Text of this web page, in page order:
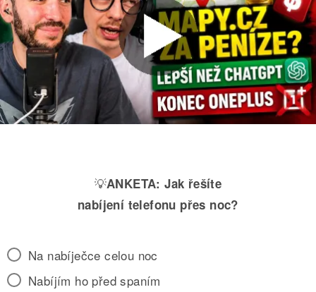
💡ANKETA: Jak řešíte
nabíjení telefonu přes noc?
Na nabíječce celou noc
Nabíjím ho před spaním